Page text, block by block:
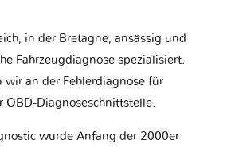
in der Bretagne, ansässig und
Fahrzeugdiagnose spezialisiert.
wir an der Fehlerdiagnose für
OBD-Diagnoseschnittstelle.
wurde Anfang der 2000er